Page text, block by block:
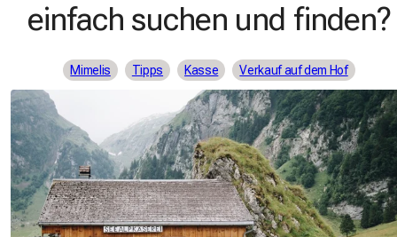
einfach suchen und finden?
Mimelis Tipps Kasse Verkauf auf dem Hof